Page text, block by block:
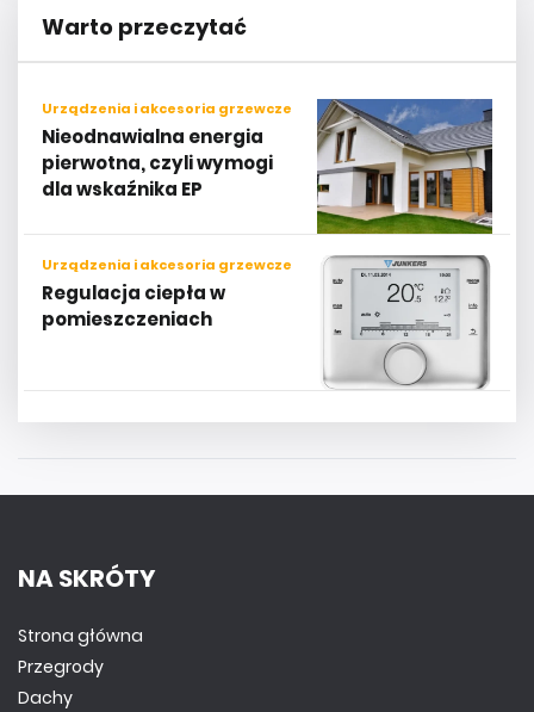
Warto przeczytać
Urządzenia i akcesoria grzewcze
Nieodnawialna energia
pierwotna, czyli wymogi
dla wskaźnika EP
Urządzenia i akcesoria grzewcze
Regulacja ciepła w
pomieszczeniach
NA SKRÓTY
Strona główna
Przegrody
Dachy